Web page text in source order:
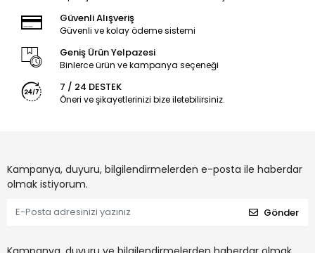
Güvenli Alışveriş
Güvenli ve kolay ödeme sistemi
Geniş Ürün Yelpazesi
Binlerce ürün ve kampanya seçeneği
7 / 24 DESTEK
Öneri ve şikayetlerinizi bize iletebilirsiniz.
Kampanya, duyuru, bilgilendirmelerden e-posta ile haberdar
olmak istiyorum.
Gönder